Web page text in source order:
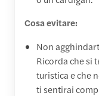
Cosa evitare:
Non
Ricorda che si
turistica e che
ti sentirai